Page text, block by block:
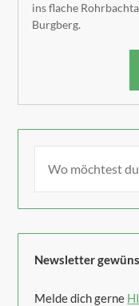
ins flache
Burgberg.
Newsletter
Melde dich gerne